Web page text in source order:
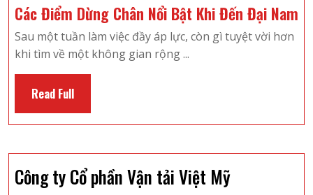
Các Điểm Dừng Chân Nổi Bật Khi Đến Đại Nam
Sau một tuần làm việc đầy áp lực, còn gì tuyệt vời hơn
khi tìm về một không gian rộng ...
Read FullRead
Full
Công ty Cổ phần Vận tải Việt Mỹ